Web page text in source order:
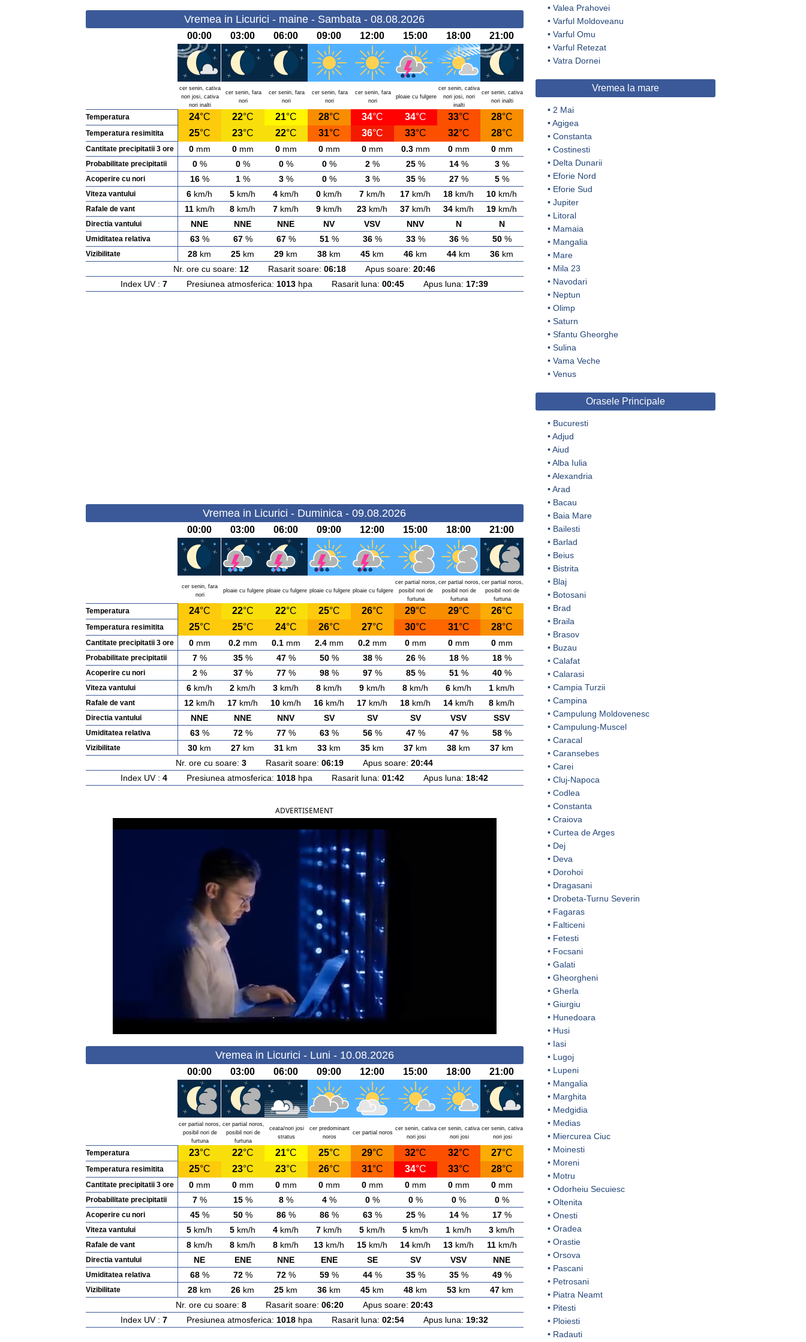
Vremea in Licurici - maine - Sambata - 08.08.2026
00:00 03:00 06:00 09:00 12:00 15:00 18:00 21:00
cer senin, cativa
nori josi, cativa
nori inalti
cer senin, fara
nori
cer senin, fara
nori
cer senin, fara
nori
cer senin, fara
nori
ploaie cu fulgere
cer senin, cativa
nori josi, nori
inalti
cer senin, cativa
nori inalti
Temperatura 24°C 22°C 21°C 28°C 34°C 34°C 33°C 28°C
Temperatura resimitita 25°C 23°C 22°C 31°C 36°C 33°C 32°C 28°C
Cantitate precipitatii 3 ore 0mm 0mm 0mm 0mm 0mm 0.3mm 0mm 0mm
Probabilitate precipitatii 0% 0% 0% 0% 2% 25% 14% 3%
Acoperire cu nori 16% 1% 3% 0% 3% 35% 27% 5%
Viteza vantului 6 km/h 5 km/h 4 km/h 0 km/h 7 km/h 17 km/h 18 km/h 10 km/h
Rafale de vant 11km/h 8 km/h 7 km/h 9 km/h 23 km/h 37 km/h 34 km/h 19 km/h
Directia vantului NNE NNE NNE NV VSV NNV N N
Umiditatea relativa 63% 67% 67% 51% 36% 33% 36% 50%
Vizibilitate 28 km 25 km 29 km 38 km 45 km 46 km 44 km 36 km
Nr. ore cu soare: 12 Rasarit soare: 06:18 Apus soare: 20:46
Index UV : 7 Presiunea atmosferica: 1013 hpa Rasarit luna: 00:45 Apus luna: 17:39
Vremea in Licurici - Duminica - 09.08.2026
00:00 03:00 06:00 09:00 12:00 15:00 18:00 21:00
cer senin, fara
nori
ploaie cu fulgere ploaie cu fulgere ploaie cu fulgere ploaie cu fulgere
cer partial noros,
posibil nori de
furtuna
cer partial noros,
posibil nori de
furtuna
cer partial noros,
posibil nori de
furtuna
Temperatura 24°C 22°C 22°C 25°C 26°C 29°C 29°C 26°C
Temperatura resimitita 25°C 25°C 24°C 26°C 27°C 30°C 31°C 28°C
Cantitate precipitatii 3 ore 0mm 0.2mm 0.1mm 2.4mm 0.2mm 0mm 0mm 0mm
Probabilitate precipitatii 7% 35% 47% 50% 38% 26% 18% 18%
Acoperire cu nori 2% 37% 77% 98% 97% 85% 51% 40%
Viteza vantului 6 km/h 2 km/h 3 km/h 8 km/h 9 km/h 8 km/h 6 km/h 1 km/h
Rafale de vant 12 km/h 17 km/h 10 km/h 16 km/h 17 km/h 18 km/h 14 km/h 8 km/h
Directia vantului NNE NNE NNV SV SV SV VSV SSV
Umiditatea relativa 63% 72% 77% 63% 56% 47% 47% 58%
Vizibilitate 30 km 27 km 31 km 33 km 35 km 37 km 38 km 37 km
Nr. ore cu soare: 3 Rasarit soare: 06:19 Apus soare: 20:44
Index UV : 4 Presiunea atmosferica: 1018 hpa Rasarit luna: 01:42 Apus luna: 18:42
ADVERTISEMENT
Vremea in Licurici - Luni - 10.08.2026
00:00 03:00 06:00 09:00 12:00 15:00 18:00 21:00
cer partial noros,
posibil nori de
furtuna
cer partial noros,
posibil nori de
furtuna
ceata/nori josi
stratus
cer predominant
noros
cer partial noros
cer senin, cativa
nori josi
cer senin, cativa
nori josi
cer senin, cativa
nori josi
Temperatura 23°C 22°C 21°C 25°C 29°C 32°C 32°C 27°C
Temperatura resimitita 25°C 23°C 23°C 26°C 31°C 34°C 33°C 28°C
Cantitate precipitatii 3 ore 0mm 0mm 0mm 0mm 0mm 0mm 0mm 0mm
Probabilitate precipitatii 7% 15% 8% 4% 0% 0% 0% 0%
Acoperire cu nori 45% 50% 86% 86% 63% 25% 14% 17%
Viteza vantului 5 km/h 5 km/h 4 km/h 7 km/h 5 km/h 5 km/h 1 km/h 3 km/h
Rafale de vant 8 km/h 8 km/h 8 km/h 13 km/h 15 km/h 14 km/h 13 km/h 11km/h
Directia vantului NE ENE NNE ENE SE SV VSV NNE
Umiditatea relativa 68% 72% 72% 59% 44% 35% 35% 49%
Vizibilitate 28 km 26 km 25 km 36 km 45 km 48 km 53 km 47 km
Nr. ore cu soare: 8 Rasarit soare: 06:20 Apus soare: 20:43
Index UV : 7 Presiunea atmosferica: 1018 hpa Rasarit luna: 02:54 Apus luna: 19:32
• Valea Prahovei
• Varful Moldoveanu
• Varful Omu
• Varful Retezat
• Vatra Dornei
Vremea la mare
• 2 Mai
•Agigea
• Constanta
• Costinesti
• Delta Dunarii
• Eforie Nord
• Eforie Sud
• Jupiter
• Litoral
• Mamaia
• Mangalia
• Mare
• Mila 23
• Navodari
• Neptun
• Olimp
• Saturn
• Sfantu Gheorghe
• Sulina
• Vama Veche
• Venus
Orasele Principale
• Bucuresti
•Adjud
•Aiud
•Alba Iulia
•Alexandria
•Arad
• Bacau
• Baia Mare
• Bailesti
• Barlad
• Beius
• Bistrita
• Blaj
• Botosani
• Brad
• Braila
• Brasov
• Buzau
• Calafat
• Calarasi
• Campia Turzii
• Campina
• Campulung Moldovenesc
• Campulung-Muscel
• Caracal
• Caransebes
• Carei
• Cluj-Napoca
• Codlea
• Constanta
• Craiova
• Curtea de Arges
• Dej
• Deva
• Dorohoi
• Dragasani
• Drobeta-Turnu Severin
• Fagaras
• Falticeni
• Fetesti
• Focsani
• Galati
• Gheorgheni
• Gherla
• Giurgiu
• Hunedoara
• Husi
• Iasi
• Lugoj
• Lupeni
• Mangalia
• Marghita
• Medgidia
• Medias
• Miercurea Ciuc
• Moinesti
• Moreni
• Motru
• Odorheiu Secuiesc
• Oltenita
• Onesti
• Oradea
• Orastie
• Orsova
• Pascani
• Petrosani
• Piatra Neamt
• Pitesti
• Ploiesti
• Radauti